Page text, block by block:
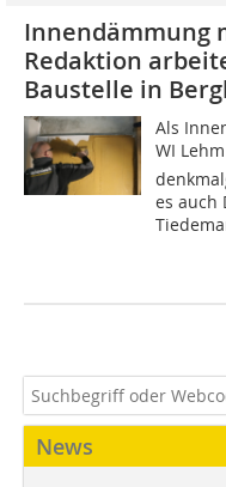
Innendämmung
Redaktion
Baustelle in
Als
WI
es auch
News